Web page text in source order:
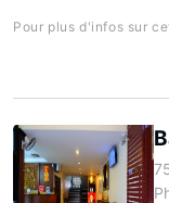
Pour plus d'infos sur